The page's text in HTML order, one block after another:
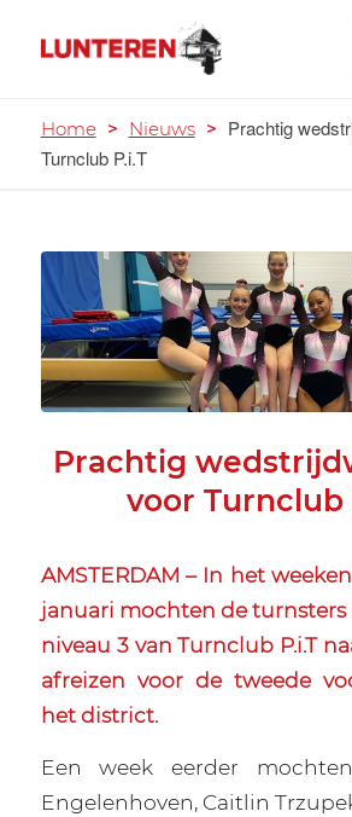
Home > Nieuws > Prachtig
Turnclub P.i.T
Prachtig
voor Turnclub
AMSTERDAM – In het
januari mochten de turnsters
niveau 3 van Turnclub P.i.T
afreizen voor de tweede
het district.
Een week eerder
Engelenhoven, Caitlin